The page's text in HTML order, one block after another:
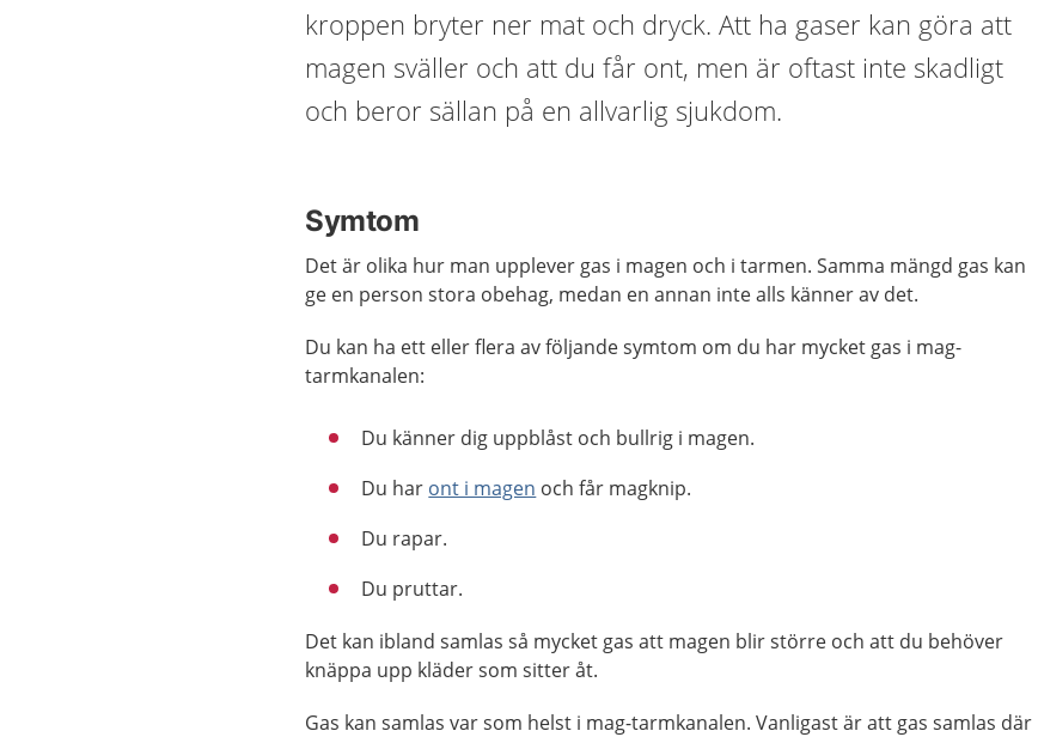
kroppen bryter ner mat och dryck. Att ha gaser kan göra att
magen sväller och att du får ont, men är oftast inte skadligt
och beror sällan på en allvarlig sjukdom.
Symtom
Det är olika hur man upplever gas i magen och i tarmen. Samma mängd gas kan
ge en person stora obehag, medan en annan inte alls känner av det.
Du kan ha ett eller flera av följande symtom om du har mycket gas i mag-
tarmkanalen:
Du känner dig uppblåst och bullrig i magen.
Du har ont i magen och får magknip.
Du rapar.
Du pruttar.
Det kan ibland samlas så mycket gas att magen blir större och att du behöver
knäppa upp kläder som sitter åt.
Gas kan samlas var som helst i mag-tarmkanalen. Vanligast är att gas samlas där